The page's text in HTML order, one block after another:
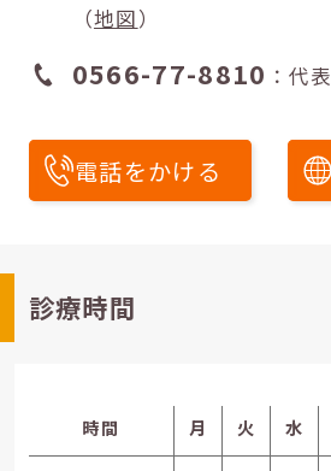
（地図）
0566-77-8810 ：代表
電話をかける
診療時間
時間 月 火 水